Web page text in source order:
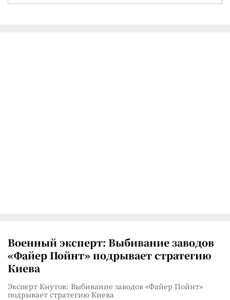
Военный эксперт: Выбивание заводов
«Файер Пойнт» подрывает стратегию
Киева
Эксперт Кнутов: Выбивание заводов «Файер Пойнт»
подрывает стратегию Киева